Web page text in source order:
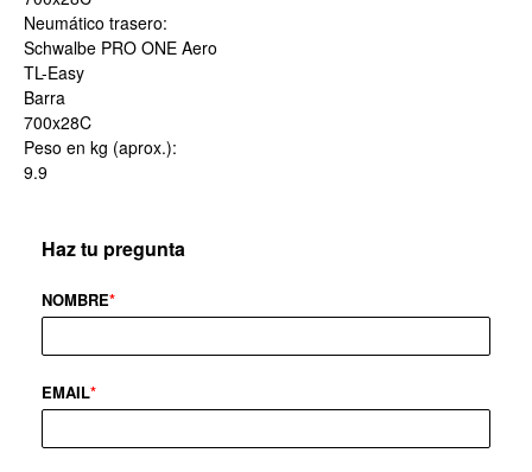
Neumático trasero:
Schwalbe PRO ONE Aero
TL-Easy
Barra
700x28C
Peso en kg (aprox.):
9.9
Haz tu pregunta
NOMBRE*
EMAIL*